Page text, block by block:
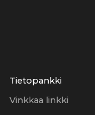
Tietopankki
Vinkkaa linkki